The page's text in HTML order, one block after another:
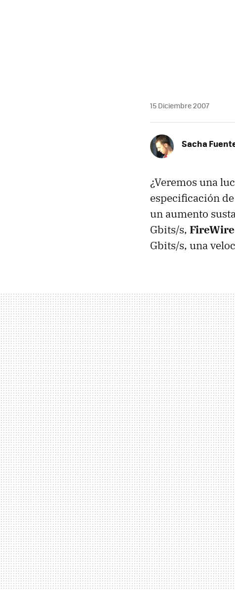
15 Diciembre 2007
Sacha
¿Veremos una
especificación de
un aumento
Gbits/s,
Gbits/s, una